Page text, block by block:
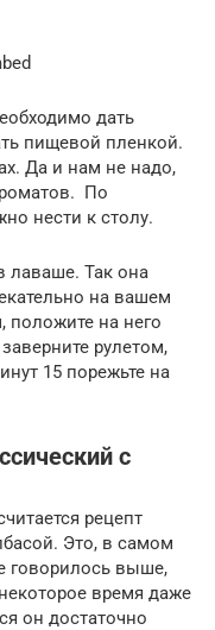
дать
пищевой пленкой.
Да и нам не надо,
По
нести к столу.
лаваше. Так она
на вашем
положите на него
рулетом,
15 порежьте на
с
рецепт
Это, в самом
говорилось выше,
время даже
он достаточно